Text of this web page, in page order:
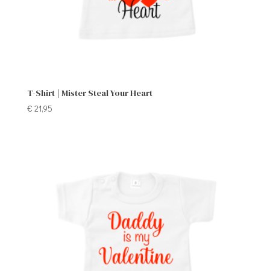
T-Shirt | Mister Steal Your Heart
€ 21,95